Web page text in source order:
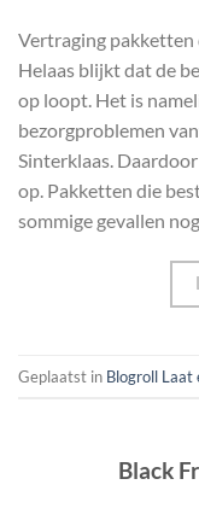
Vertraging pakketten
Helaas blijkt dat de
op loopt. Het is
bezorgproblemen
Sinterklaas.
op. Pakketten die
sommige gevallen
Geplaatst in Blogroll Laat
Black